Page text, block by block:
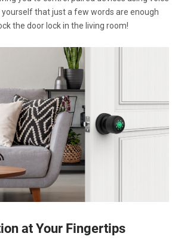
that just a few words are enough
the door lock in the living room!
at Your Fingertips